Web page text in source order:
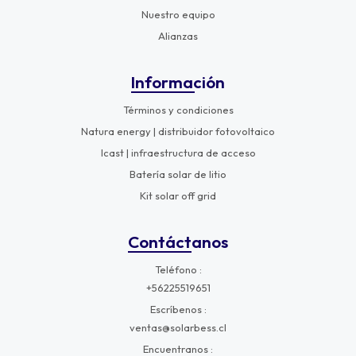
Nuestro equipo
Alianzas
Información
Términos y condiciones
Natura energy | distribuidor fotovoltaico
Icast | infraestructura de acceso
Batería solar de litio
Kit solar off grid
Contáctanos
Teléfono
+56225519651
Escríbenos
ventas@solarbess.cl
Encuentranos